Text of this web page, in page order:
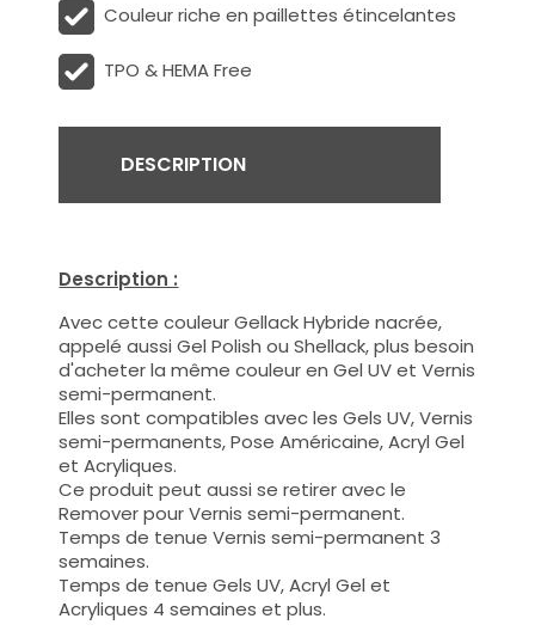
Couleur riche en paillettes étincelantes
TPO & HEMA Free
DESCRIPTION
Description :
Avec cette couleur Gellack Hybride nacrée,
appelé aussi Gel Polish ou Shellack, plus besoin
d'acheter la même couleur en Gel UV et Vernis
semi-permanent.
Elles sont compatibles avec les Gels UV, Vernis
semi-permanents, Pose Américaine, Acryl Gel
et Acryliques.
Ce produit peut aussi se retirer avec le
Remover pour Vernis semi-permanent.
Temps de tenue Vernis semi-permanent 3
semaines.
Temps de tenue Gels UV, Acryl Gel et
Acryliques 4 semaines et plus.